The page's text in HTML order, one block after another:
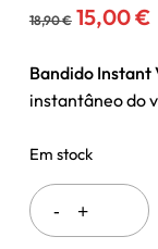
18,90€ O
original
era:
15,00€O
Bandido Instant
instantâneo do
Em stock